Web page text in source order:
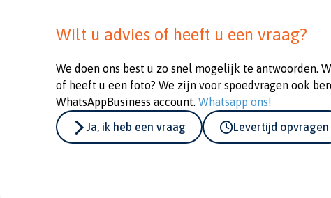
Wilt u advies of heeft u een vraag?
We doen ons best u zo snel mogelijk te antwoorden.
of heeft u een foto? We zijn voor spoedvragen ook
WhatsAppBusiness account. Whatsapp ons!
Ja, ik heb een vraag
Levertijd opvragen